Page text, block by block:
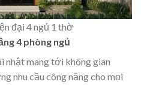
đại 4 ngủ 1 thờ
4 phòng ngủ
nhật mang tới không gian
nhu cầu công năng cho mọi